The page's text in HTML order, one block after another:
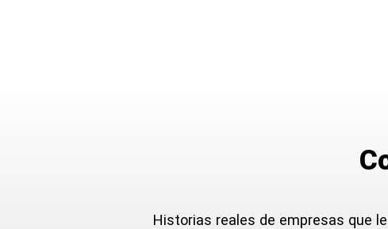
Historias reales de empresas que